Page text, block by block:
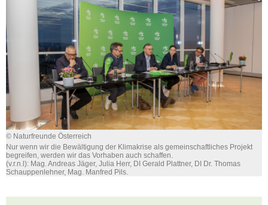
© Naturfreunde Österreich
Nur wenn wir die Bewältigung der Klimakrise als gemeinschaftliches Projekt
begreifen, werden wir das Vorhaben auch schaffen.
(v.r.n.l): Mag. Andreas Jäger, Julia Herr, DI Gerald Plattner, DI Dr. Thomas
Schauppenlehner, Mag. Manfred Pils.